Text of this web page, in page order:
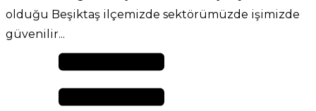
olduğu Beşiktaş ilçemizde sektörümüzde işimizde
güvenilir...